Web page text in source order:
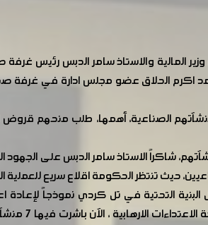
المالية والاستاذ سامر الدبس رئيس
اكرم الحلاق عضو مجلس ادارة في
شاكراً الاستاذ سامر الدبس على الجهود
حيث تنتظر الحكومة اقلاع سريع للعملية
التحتية في تل كردي نموذجاً لإعادة